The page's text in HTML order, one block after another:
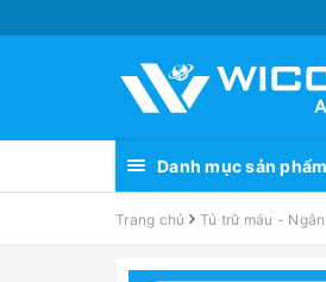
Danh mục sản phẩm
Trang chủ Tủ trữ máu -